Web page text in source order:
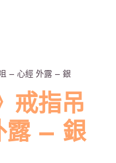
– 心經 外露 – 銀
戒指吊
露 – 銀